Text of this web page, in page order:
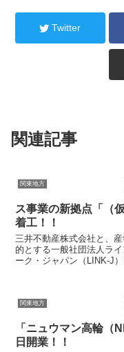
Twitter
関連記事
関東地方
ス事業の新拠点「（
着工！！
三井不動産株式会社と、
的とする一般社団法人ラ
ーク・ジャパン（LINK-J
関東地方
「ニュウマン高輪（
日開業！！